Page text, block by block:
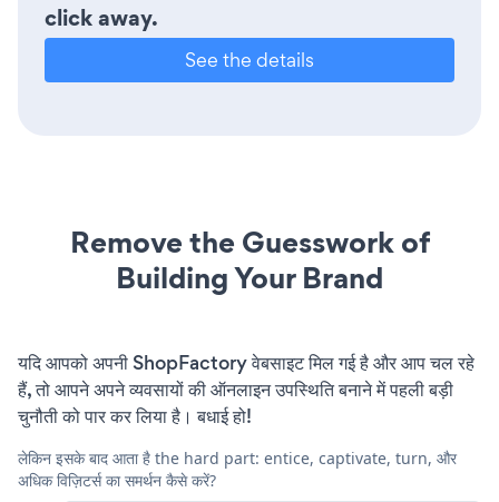
click away.
See the details
Remove the Guesswork of
Building Your Brand
यदि आपको अपनी ShopFactory वेबसाइट मिल गई है और आप चल रहे
हैं, तो आपने अपने व्यवसायों की ऑनलाइन उपस्थिति बनाने में पहली बड़ी
चुनौती को पार कर लिया है। बधाई हो!
लेकिन इसके बाद आता है the hard part: entice, captivate, turn, और
अधिक विज़िटर्स का समर्थन कैसे करें?